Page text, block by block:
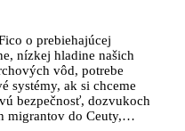
dvoru
medzitým avizujú
v Pásme Gazy.
palestínskeho štátu.
nacistickému Nemecku
státu: „Byla by to
o prebiehajúcej
nízkej hladine našich
vôd, potrebe
systémy, ak si chceme
bezpečnosť, dozvukoch
migrantov do Ceuty,